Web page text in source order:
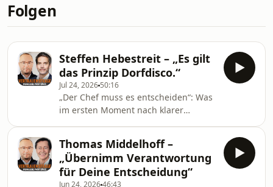
Folgen
Steffen Hebestreit – „Es gilt
das Prinzip Dorfdisco.“
Jul 24, 2026 50:16
„Der Chef muss es entscheiden“: Was
im ersten Moment nach klarer
überzeugender
Regierungskommunikation. Als
Regierungssprecher und Chef des
Thomas Middelhoff –
„Übernimm Verantwortung
für Deine Entscheidung“
Jun 24, 202646:43